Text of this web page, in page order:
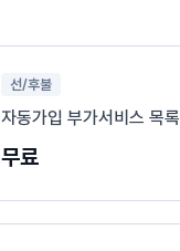
선/후불
자동가입 부가서비스 목록
무료